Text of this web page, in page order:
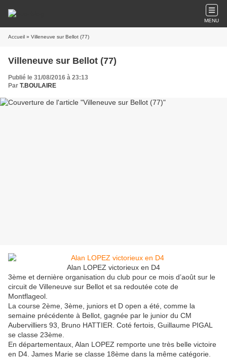
MENU
Accueil » Villeneuve sur Bellot (77)
Villeneuve sur Bellot (77)
Publié le 31/08/2016 à 23:13
Par T.BOULAIRE
Alan LOPEZ victorieux en D4
3ème et dernière organisation du club pour ce mois d’août sur le
circuit de Villeneuve sur Bellot et sa redoutée cote de
Montflageol.
La course 2ème, 3ème, juniors et D open a été, comme la
semaine précédente à Bellot, gagnée par le junior du CM
Aubervilliers 93, Bruno HATTIER. Coté fertois, Guillaume PIGAL
se classe 23ème.
En départementaux, Alan LOPEZ remporte une très belle victoire
en D4. James Marie se classe 18ème dans la même catégorie.